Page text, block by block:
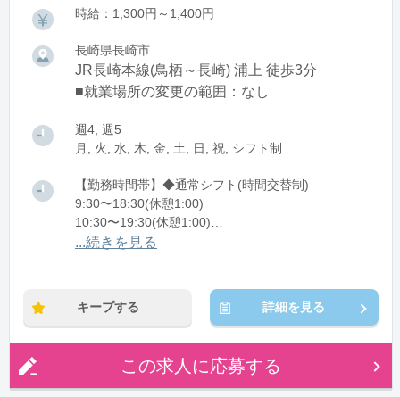
時給：1,300円～1,400円
長崎県長崎市
JR長崎本線(鳥栖～長崎) 浦上 徒歩3分
■就業場所の変更の範囲：なし
週4, 週5
月, 火, 水, 木, 金, 土, 日, 祝, シフト制
【勤務時間帯】◆通常シフト(時間交替制)
9:30〜18:30(休憩1:00)
10:30〜19:30(休憩1:00)
11:30〜20:30(休憩1:00)
...続きを見る
キープする 詳細を見る
この求人に応募する